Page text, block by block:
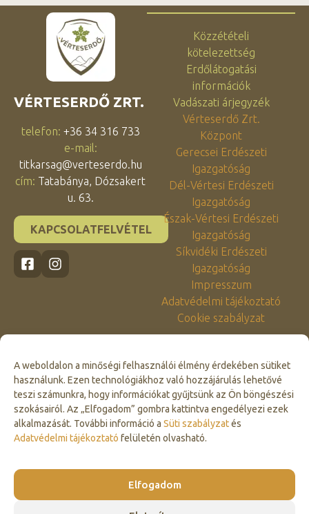
A weboldalon a minőségi felhasználói élmény érdekében sütiket
használunk. Ezen technológiákhoz való hozzájárulás lehetővé
teszi számunkra, hogy információkat gyűjtsünk az Ön böngészési
szokásairól. Az „Elfogadom” gombra kattintva engedélyezi ezek
alkalmazását. További információ a Süti szabályzatés
Adatvédelmi tájékoztató felületén olvasható.
Elfogadom
Click to accept marketing cookies and
VÉRTESERDŐ ZRT.
telefon: +36 34 316 733
e-mail:
titkarsag@verteserdo.hu
cím: Tatabánya, Dózsakert
u. 63.
KAPCSOLATFELVÉTEL
Közzétételi
kötelezettség
Erdőlátogatási
információk
Vadászati árjegyzék
Vérteserdő Zrt.
Központ
Gerecsei Erdészeti
Igazgatóság
Dél-Vértesi Erdészeti
Igazgatóság
Észak-Vértesi Erdészeti
Igazgatóság
Síkvidéki Erdészeti
Igazgatóság
Impresszum
Adatvédelmi tájékoztató
Cookie szabályzat